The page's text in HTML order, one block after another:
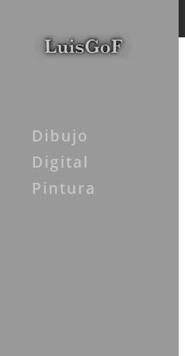
Dibujo
Digital
Pintura